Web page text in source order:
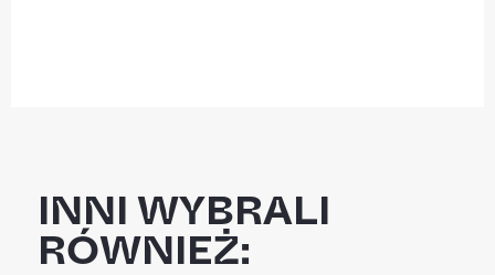
INNI WYBRALI
RÓWNIEŻ: